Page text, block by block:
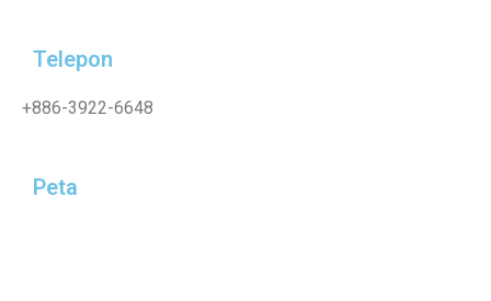
Telepon
+886-3922-6648
Peta